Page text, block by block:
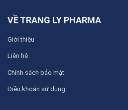
VỀ TRANG LY PHARMA
Giới thiệu
Liên hệ
Chính sách bảo mật
Điều khoản sử dụng